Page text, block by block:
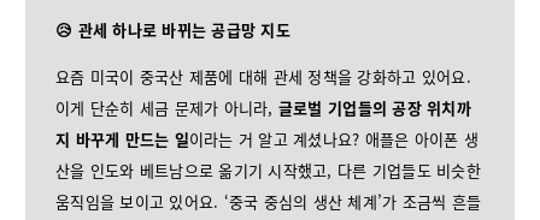
😥 관세 하나로 바뀌는 공급망 지도
요즘 미국이 중국산 제품에 대해 관세 정책을 강화하고 있어요.
이게 단순히 세금 문제가 아니라, 글로벌 기업들의 공장 위치까
지 바꾸게 만드는 일이라는 거 알고 계셨나요? 애플은 아이폰 생
산을 인도와 베트남으로 옮기기 시작했고, 다른 기업들도 비슷한
움직임을 보이고 있어요. ‘중국 중심의 생산 체계’가 조금씩 흔들